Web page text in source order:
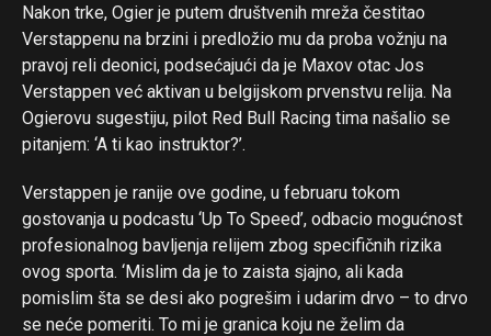
Nakon trke, Ogier je putem društvenih mreža čestitao
Verstappenu na brzini i predložio mu da proba vožnju na
pravoj reli deonici, podsećajući da je Maxov otac Jos
Verstappen već aktivan u belgijskom prvenstvu relija. Na
Ogierovu sugestiju, pilot Red Bull Racing tima našalio se
pitanjem: ‘A ti kao instruktor?’.
Verstappen je ranije ove godine, u februaru tokom
gostovanja u podcastu ‘Up To Speed’, odbacio mogućnost
profesionalnog bavljenja relijem zbog specifičnih rizika
ovog sporta. ‘Mislim da je to zaista sjajno, ali kada
pomislim šta se desi ako pogrešim i udarim drvo – to drvo
se neće pomeriti. To mi je granica koju ne želim da